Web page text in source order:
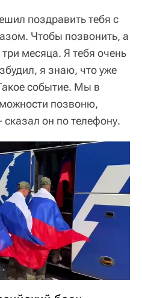
поздравить тебя с
Чтобы позвонить, а
месяца. Я тебя очень
я знаю, что уже
событие. Мы в
позвоню,
он по телефону.